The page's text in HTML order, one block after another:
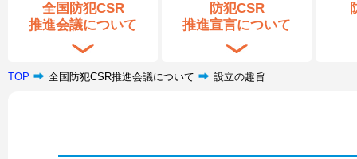
全国防犯CSR
推進会議について
防犯CSR
推進宣言について
TOP 全国防犯CSR推進会議について 設立の趣旨